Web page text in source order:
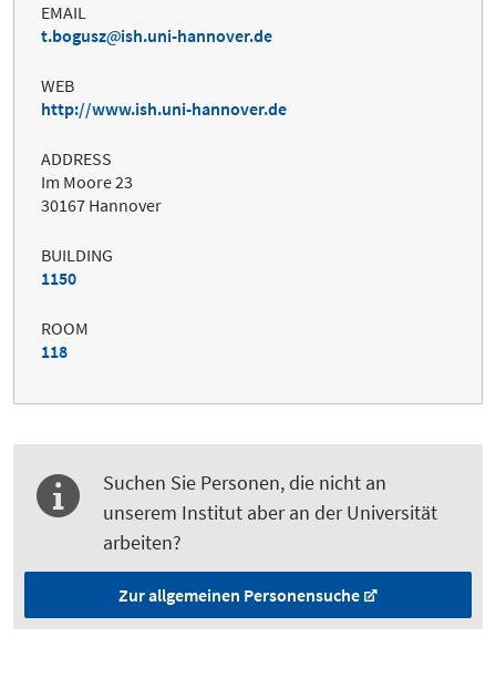
EMAIL
t.bogusz
ish.uni-hannover.de
WEB
http://www.ish.uni-hannover.de
ADDRESS
Im Moore 23
30167 Hannover
BUILDING
1150
ROOM
118
Suchen Sie Personen, die nicht an
unserem Institut aber an der Universität
arbeiten?
Zur allgemeinen Personensuche